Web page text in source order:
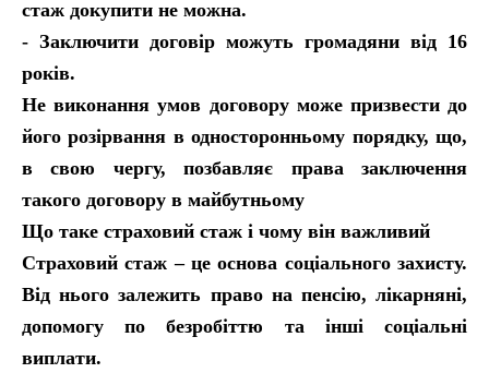
стаж докупити не можна.
- Заключити договір можуть громадяни від 16
років.
Не виконання умов договору може призвести до
його розірвання в односторонньому порядку, що,
в свою чергу, позбавляє права заключення
такого договору в майбутньому
Що таке страховий стаж і чому він важливий
Страховий стаж – це основа соціального захисту.
Від нього залежить право на пенсію, лікарняні,
допомогу по безробіттю та інші соціальні
виплати.